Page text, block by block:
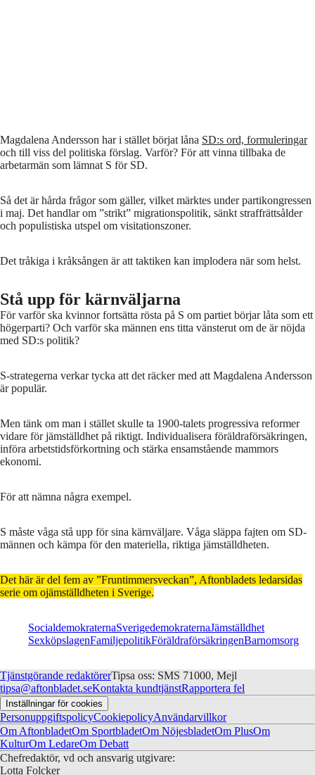
Magdalena Andersson har i stället börjat låna SD:s ord, formuleringar
och till viss del politiska förslag. Varför? För att vinna tillbaka de
arbetarmän som lämnat S för SD.
Så det är hårda frågor som gäller, vilket märktes under partikongressen
i maj. Det handlar om ”strikt” migrationspolitik, sänkt straffrättsålder
och populistiska utspel om visitationszoner.
Det tråkiga i kråksången är att taktiken kan implodera när som helst.
Stå upp för kärnväljarna
För varför ska kvinnor fortsätta rösta på S om partiet börjar låta som ett
högerparti? Och varför ska männen ens titta vänsterut om de är nöjda
med SD:s politik?
S-strategerna verkar tycka att det räcker med att Magdalena Andersson
är populär.
Men tänk om man i stället skulle ta 1900-talets progressiva reformer
vidare för jämställdhet på riktigt. Individualisera föräldraförsäkringen,
införa arbetstidsförkortning och stärka ensamstående mammors
ekonomi.
För att nämna några exempel.
S måste våga stå upp för sina kärnväljare. Våga släppa fajten om SD-
männen och kämpa för den materiella, riktiga jämställdheten.
Det här är del fem av ”Fruntimmersveckan”, Aftonbladets ledarsidas
serie om ojämställdheten i Sverige.
SocialdemokraternaSverigedemokraternaJämställdhet
SexköpslagenFamiljepolitikFöräldraförsäkringenBarnomsorg
Tjänstgörande redaktörerTipsa oss: SMS 71000, Mejl
tipsa@aftonbladet.seKontakta kundtjänstRapportera fel
Inställningar för cookies
PersonuppgiftspolicyCookiepolicyAnvändarvillkor
Om AftonbladetOm SportbladetOm NöjesbladetOm PlusOm
KulturOm LedareOm Debatt
Chefredaktör, vd och ansvarig utgivare:
Lotta Folcker